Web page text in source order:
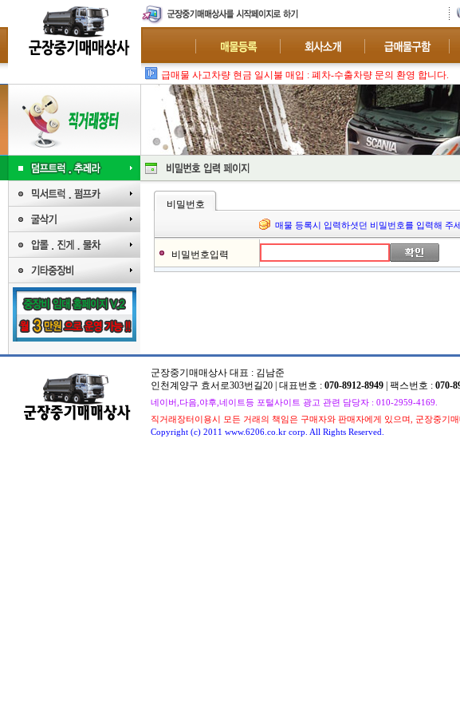
급매물 사고차량 현금 일시불 매입 : 폐차-수출차량 문의 환영 합니다.
비밀번호
매물 등록시 입력하셧던 비밀번호를 입력해 주
비밀번호입력
군장중기매매상사 대표 : 김남준
인천계양구 효서로303번길20 | 대표번호 : 070-8912-8949 | 팩스번호 : 070-
네이버,다음,야후,네이트등 포털사이트 광고 관련 담당자 : 010-2959-4169.
직거래장터이용시 모든 거래의 책임은 구매자와 판매자에게 있으며, 군장중기
Copyright (c) 2011 www.6206.co.kr corp. All Rights Reserved.